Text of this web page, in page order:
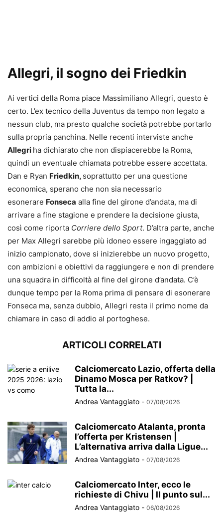
Allegri, il sogno dei Friedkin
Ai vertici della Roma piace Massimiliano Allegri, questo è
certo. L’ex tecnico della Juventus da tempo non legato a
nessun club, ma presto qualche società potrebbe portarlo
sulla propria panchina. Nelle recenti interviste anche
Allegri ha dichiarato che non dispiacerebbe la Roma,
quindi un eventuale chiamata potrebbe essere accettata.
Dan e Ryan Friedkin, soprattutto per una questione
economica, sperano che non sia necessario
esonerare Fonseca alla fine del girone d’andata, ma di
arrivare a fine stagione e prendere la decisione giusta,
così come riporta Corriere dello Sport. D’altra parte, anche
per Max Allegri sarebbe più idoneo essere ingaggiato ad
inizio campionato, dove si inizierebbe un nuovo progetto,
con ambizioni e obiettivi da raggiungere e non di prendere
una squadra in difficoltà al fine del girone d’andata. C’è
dunque tempo per la Roma prima di pensare di esonerare
Fonseca ma, senza dubbio, Allegri resta il primo nome da
chiamare in caso di addio al portoghese.
ARTICOLI CORRELATI
Calciomercato Lazio, offerta della
Dinamo Mosca per Ratkov? |
Tutta la...
Andrea Vantaggiato - 07/08/2026
Calciomercato Atalanta, pronta
l’offerta per Kristensen |
L’alternativa arriva dalla Ligue...
Andrea Vantaggiato - 07/08/2026
Calciomercato Inter, ecco le
richieste di Chivu | Il punto sul...
Andrea Vantaggiato - 06/08/2026